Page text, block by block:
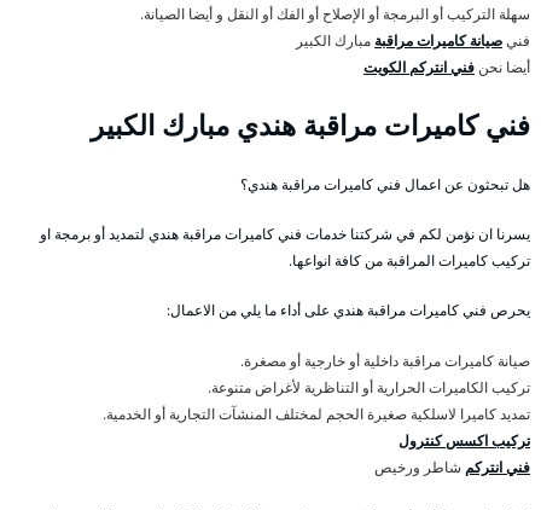
سهلة التركيب أو البرمجة أو الإصلاح أو الفك أو النقل و أيضا الصيانة.
فنيصيانة كاميرات مراقبة مبارك الكبير
أيضا نحن فني انتركم الكويت
فني كاميرات مراقبة هندي مبارك الكبير
هل تبحثون عن اعمال فني كاميرات مراقبة هندي؟
يسرنا ان نؤمن لكم في شركتنا خدمات فني كاميرات مراقبة هندي لتمديد أو برمجة او
تركيب كاميرات المراقبة من كافة انواعها.
يحرص فني كاميرات مراقبة هندي على أداء ما يلي من الاعمال:
صيانة كاميرات مراقبة داخلية أو خارجية أو مصغرة.
تركيب الكاميرات الحرارية أو التناظرية لأغراض متنوعة.
تمديد كاميرا لاسلكية صغيرة الحجم لمختلف المنشآت التجارية أو الخدمية.
تركيب اكسس كنترول
فني انتركم شاطر ورخيص